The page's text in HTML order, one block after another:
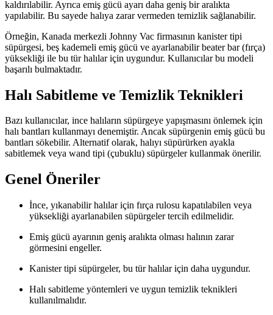
kaldırılabilir. Ayrıca emiş gücü ayarı daha geniş bir aralıkta
yapılabilir. Bu sayede halıya zarar vermeden temizlik sağlanabilir.
Örneğin, Kanada merkezli Johnny Vac firmasının kanister tipi
süpürgesi, beş kademeli emiş gücü ve ayarlanabilir beater bar (fırça)
yüksekliği ile bu tür halılar için uygundur. Kullanıcılar bu modeli
başarılı bulmaktadır.
Halı Sabitleme ve Temizlik Teknikleri
Bazı kullanıcılar, ince halıların süpürgeye yapışmasını önlemek için
halı bantları kullanmayı denemiştir. Ancak süpürgenin emiş gücü bu
bantları sökebilir. Alternatif olarak, halıyı süpürürken ayakla
sabitlemek veya wand tipi (çubuklu) süpürgeler kullanmak önerilir.
Genel Öneriler
İnce, yıkanabilir halılar için fırça rulosu kapatılabilen veya
yüksekliği ayarlanabilen süpürgeler tercih edilmelidir.
Emiş gücü ayarının geniş aralıkta olması halının zarar
görmesini engeller.
Kanister tipi süpürgeler, bu tür halılar için daha uygundur.
Halı sabitleme yöntemleri ve uygun temizlik teknikleri
kullanılmalıdır.